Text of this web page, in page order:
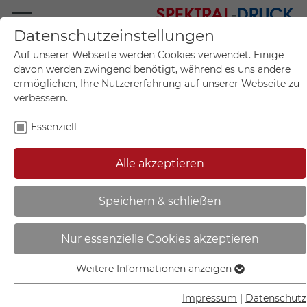
Mo.-Fr. 09:00-17:00
+49 (0)711 55 75 25
Mein Konto
Mein Warenkorb
Sie sind hier: Start
Schaumstoffklebestreifen | -
90.9126
Datenschutzeinstellungen
Auf unserer Webseite werden Cookies verwendet. Einige
davon werden zwingend benötigt, während es uns andere
ermöglichen, Ihre Nutzererfahrung auf unserer Webseite zu
verbessern.
Essenziell
Alle akzeptieren
Speichern & schließen
Nur essenzielle Cookies akzeptieren
Essenziell
Essenzielle Cookies werden für grundlegende Funktionen
Weitere Informationen anzeigen
Impressum Datenschutz